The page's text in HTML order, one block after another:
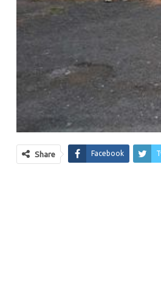
Share Facebook